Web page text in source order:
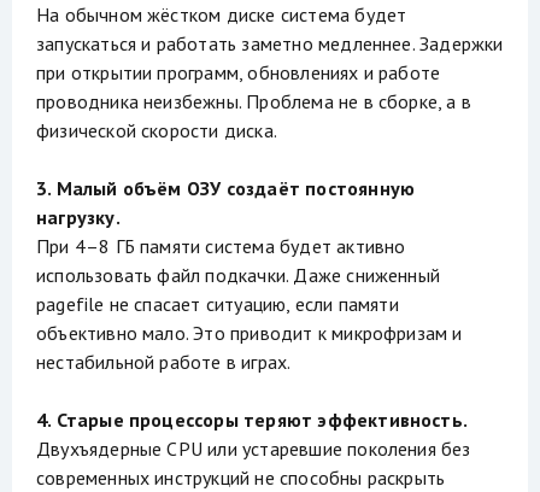
На обычном жёстком диске система будет
запускаться и работать заметно медленнее. Задержки
при открытии программ, обновлениях и работе
проводника неизбежны. Проблема не в сборке, а в
физической скорости диска.
3. Малый объём ОЗУ создаёт постоянную
нагрузку.
При 4–8 ГБ памяти система будет активно
использовать файл подкачки. Даже сниженный
pagefile не спасает ситуацию, если памяти
объективно мало. Это приводит к микрофризам и
нестабильной работе в играх.
4. Старые процессоры теряют эффективность.
Двухъядерные CPU или устаревшие поколения без
современных инструкций не способны раскрыть